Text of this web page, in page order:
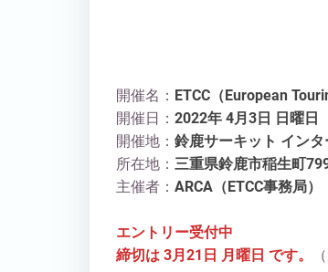
開催名： ETCC（European
開催日： 2022年 4月3日 日曜日
開催地： 鈴鹿サーキット イン
所在地： 三重県鈴鹿市稲生町
主催者： ARCA（ETCC事務局）
エントリー受付中
締切は 3月21日 月曜日 です。